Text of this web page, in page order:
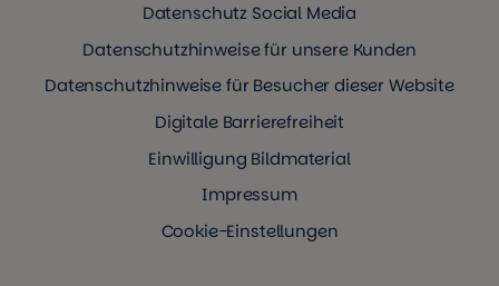
Datenschutz Social Media
Datenschutzhinweise für unsere Kunden
Datenschutzhinweise für Besucher dieser Website
Digitale Barrierefreiheit
Einwilligung Bildmaterial
Impressum
Cookie-Einstellungen